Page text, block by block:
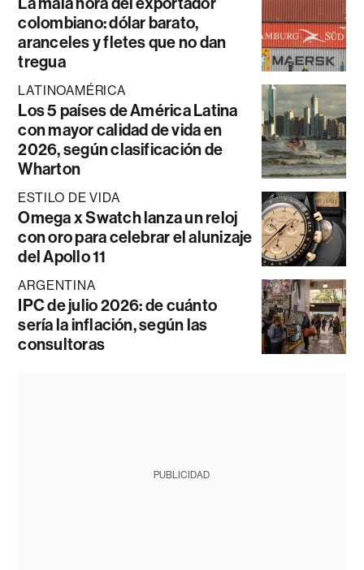
colombiano: dólar barato,
aranceles y fletes que no dan
tregua
LATINOAMÉRICA
Los 5 países de América Latina
con mayor calidad de vida en
2026, según clasificación de
Wharton
ESTILO DE VIDA
Omega x Swatch lanza un reloj
con oro para celebrar el alunizaje
del Apollo 11
ARGENTINA
IPC de julio 2026: de cuánto
sería la inflación, según las
consultoras
PUBLICIDAD